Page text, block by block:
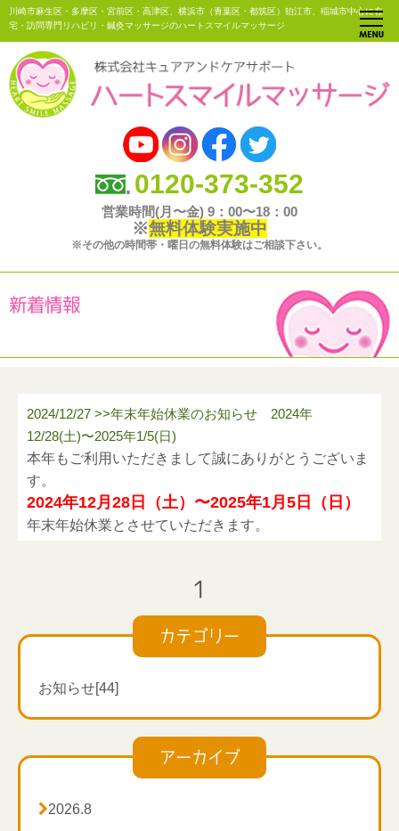
川崎市麻生区・多摩区・宮前区・高津区、横浜市（青葉区・都筑区）狛江市、稲城市中心に在
宅・訪問専門リハビリ・鍼灸マッサージのハートスマイルマッサージ
0120-373-352
営業時間(月〜金) 9：00〜18：00
※無料体験実施中
※その他の時間帯・曜日の無料体験はご相談下さい。
新着情報
2024/12/27 >>年末年始休業のお知らせ 2024年
12/28(土)〜2025年1/5(日)
本年もご利用いただきまして誠にありがとうございま
す。
2024年12月28日（土）〜2025年1月5日（日）
年末年始休業とさせていただきます。
1
カテゴリー
お知らせ[44]
アーカイブ
2026.8